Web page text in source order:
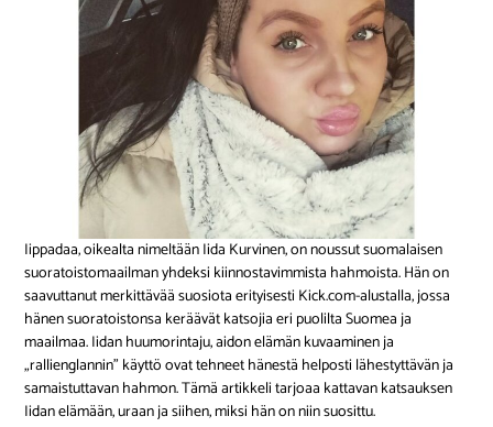
Iippadaa, oikealta nimeltään Iida Kurvinen, on noussut suomalaisen
suoratoistomaailman yhdeksi kiinnostavimmista hahmoista. Hän on
saavuttanut merkittävää suosiota erityisesti Kick.com-alustalla, jossa
hänen suoratoistonsa keräävät katsojia eri puolilta Suomea ja
maailmaa. Iidan huumorintaju, aidon elämän kuvaaminen ja
„rallienglannin” käyttö ovat tehneet hänestä helposti lähestyttävän ja
samaistuttavan hahmon. Tämä artikkeli tarjoaa kattavan katsauksen
Iidan elämään, uraan ja siihen, miksi hän on niin suosittu.